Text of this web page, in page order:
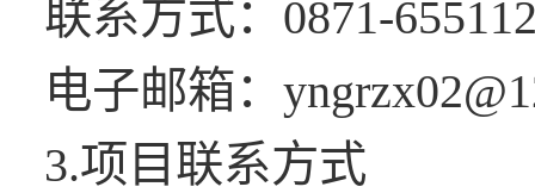
联系方式：0871-
电子邮箱：
3.项目联系方式